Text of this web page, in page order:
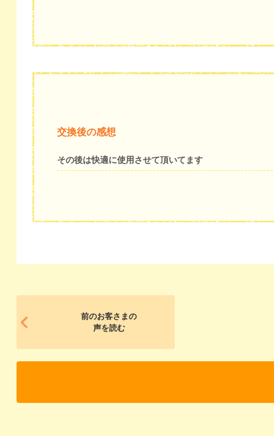
交換後の感想
その後は快適に使用させて頂いてます
前のお客さまの
声を読む